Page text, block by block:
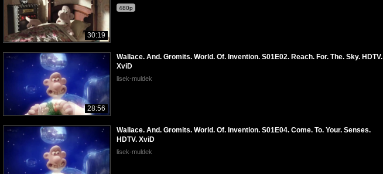
30:19
480p
28:56
Wallace. And. Gromits. World. Of. Invention. S01E02. Reach. For. The. Sky. HDTV.
XviD
lisek-muldek
Wallace. And. Gromits. World. Of. Invention. S01E04. Come. To. Your. Senses.
HDTV. XviD
lisek-muldek